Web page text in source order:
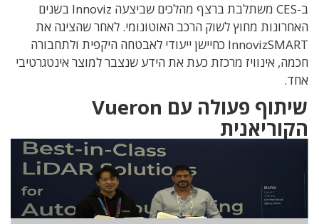
ב-CES משתלבת ברצף מהלכים שביצעה Innoviz בשנים
האחרונות מחוץ לשוק הרכב האוטונומי. לאחר שהציגה את
InnovizSMART כחיישן ייעודי לאבטחה היקפית ולתחבורה
חכמה, אינוויז מרכזת כעת את הידע שנצבר למוצר אינטגרטיבי
אחד.
שיתוף פעולה עם Vueron
הקוריאנית